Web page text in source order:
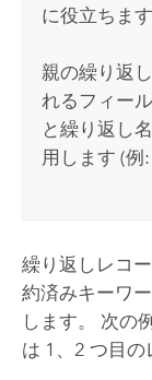
に役立ちます
親の繰り返
れるフィー
と繰り返し
用します (例:
繰り返しレコ
約済みキーワ
します。 次の
は 1、2 つ目の